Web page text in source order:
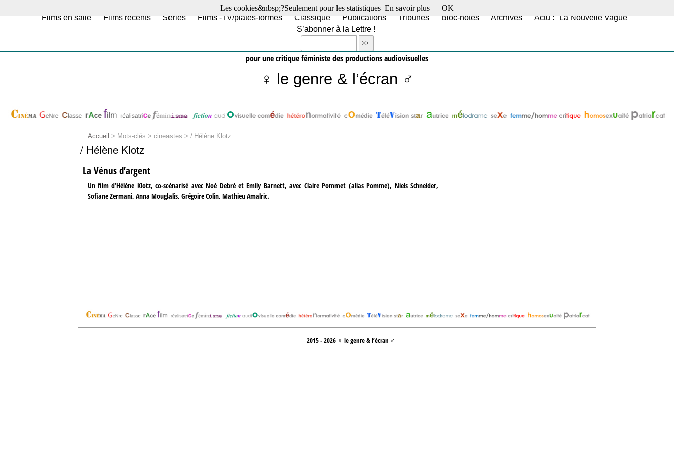
Films en salle Films récents Séries Films -TV/plates-formes Classique Publications Tribunes Bloc-notes Archives
Actu : "La Nouvelle Vague"
S’abonner à la Lettre !
pour une critique féministe des productions audiovisuelles
♀ le genre & l’écran ♂
Accueil > Mots-clés > cineastes > / Hélène Klotz
/ Hélène Klotz
La Vénus d’argent
Un film d’Hélène Klotz, co-scénarisé avec Noé Debré et Emily Barnett, avec Claire Pommet (alias Pomme), Niels Schneider,
Sofiane Zermani, Anna Mouglalis, Grégoire Colin, Mathieu Amalric.
2015 - 2026 ♀ le genre & l’écran ♂
Les cookies&nbsp;?Seulement pour les statistiques En savoir plus OK